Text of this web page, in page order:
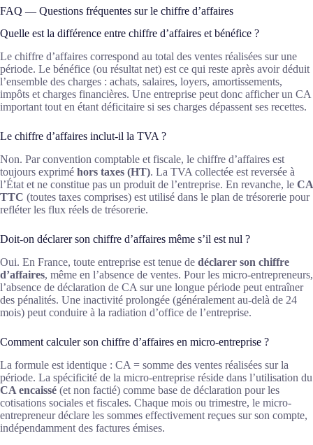
FAQ — Questions fréquentes sur le chiffre d’affaires
Quelle est la différence entre chiffre d’affaires et bénéfice ?
Le chiffre d’affaires correspond au total des ventes réalisées sur une
période. Le bénéfice (ou résultat net) est ce qui reste après avoir déduit
l’ensemble des charges : achats, salaires, loyers, amortissements,
impôts et charges financières. Une entreprise peut donc afficher un CA
important tout en étant déficitaire si ses charges dépassent ses recettes.
Le chiffre d’affaires inclut-il la TVA ?
Non. Par convention comptable et fiscale, le chiffre d’affaires est
toujours exprimé hors taxes (HT). La TVA collectée est reversée à
l’État et ne constitue pas un produit de l’entreprise. En revanche, le CA
TTC (toutes taxes comprises) est utilisé dans le plan de trésorerie pour
refléter les flux réels de trésorerie.
Doit-on déclarer son chiffre d’affaires même s’il est nul ?
Oui. En France, toute entreprise est tenue de déclarer son chiffre
d’affaires, même en l’absence de ventes. Pour les micro-entrepreneurs,
l’absence de déclaration de CA sur une longue période peut entraîner
des pénalités. Une inactivité prolongée (généralement au-delà de 24
mois) peut conduire à la radiation d’office de l’entreprise.
Comment calculer son chiffre d’affaires en micro-entreprise ?
La formule est identique : CA = somme des ventes réalisées sur la
période. La spécificité de la micro-entreprise réside dans l’utilisation du
CA encaissé (et non factié) comme base de déclaration pour les
cotisations sociales et fiscales. Chaque mois ou trimestre, le micro-
entrepreneur déclare les sommes effectivement reçues sur son compte,
indépendamment des factures émises.